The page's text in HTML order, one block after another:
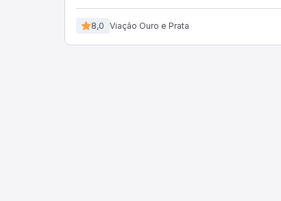
8,0 Viação Ouro e Prata